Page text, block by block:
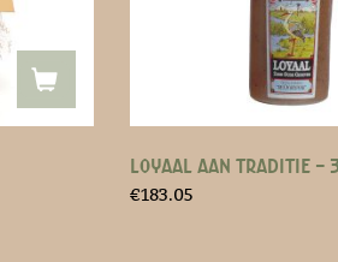
LOYAAL AAN TRADITIE –
€183.05